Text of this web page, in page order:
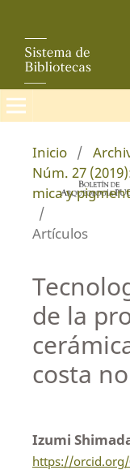
Inicio /
Núm. 27
mica y
/
Artículos
de la
costa
Izumi
https://orcid.org/